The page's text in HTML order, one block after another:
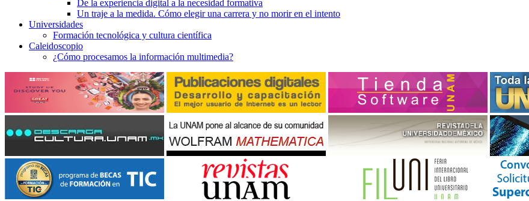
De la experiencia digital a la necesidad formativa
Un traje a la medida. Cómo elegir una carrera y no morir en el intento
Universidades
Formación tecnológica y cultura científica
Caleidoscopio
¿Cómo procesamos la información multimedia?